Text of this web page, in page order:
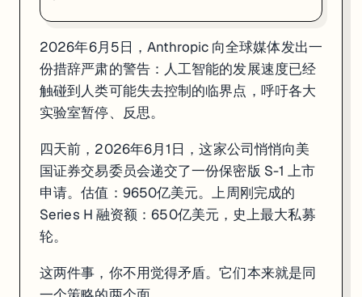
9650亿这个估值背后有个硬逻辑：470亿美元年化营收，还在快速增
"安全"到底是什么生意
现在回到最反常的那个细节：Anthropic 为什么在 S-1 申请提交四天后
这里有三个解读，我的判断是三个同时成立。
解读一：他们是真的相信。
Anthropic 内部有一个名为 "Mythos" 的模型。这个模型的性能强大到
Anthropic 没有把 Mythos 公开，而是把访问权限限定给一个叫
解读二：这是监管护城河。
2026年6月5日，Anthropic 向全球媒体发出一
份措辞严肃的警告：人工智能的发展速度已经
触碰到人类可能失去控制的临界点，呼吁各大
实验室暂停、反思。
四天前，2026年6月1日，这家公司悄悄向美
国证券交易委员会递交了一份保密版 S-1 上市
申请。估值：9650亿美元。上周刚完成的
Series H 融资额：650亿美元，史上最大私募
轮。
这两件事，你不用觉得矛盾。它们本来就是同